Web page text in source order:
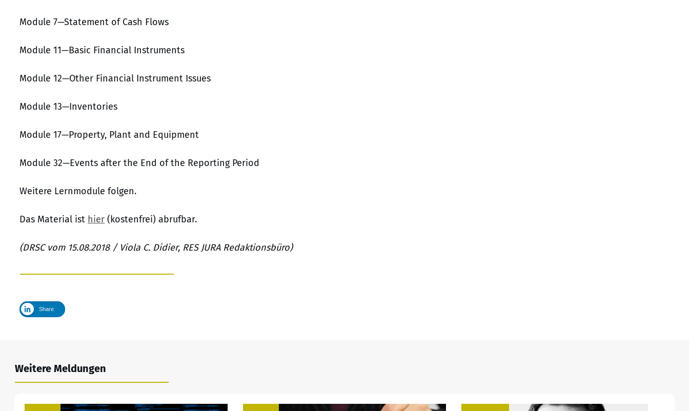
Module 7—Statement of Cash Flows
Module 11—Basic Financial Instruments
Module 12—Other Financial Instrument Issues
Module 13—Inventories
Module 17—Property, Plant and Equipment
Module 32—Events after the End of the Reporting Period
Weitere Lernmodule folgen.
Das Material ist hier (kostenfrei) abrufbar.
(DRSC vom 15.08.2018 / Viola C. Didier, RES JURA Redaktionsbüro)
Share
Weitere Meldungen